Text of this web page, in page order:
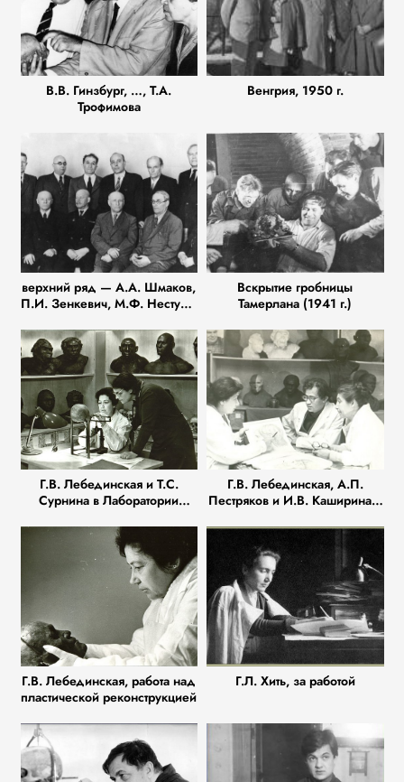
В.В. Гинзбург, …, Т.А.
Трофимова
Венгрия, 1950 г.
верхний ряд — А.А. Шмаков,
П.И. Зенкевич, М.Ф. Нестурх,
М.В. Игнатьев, нижний ряд —
Я.Я. Рогинский, М.Ф.
Иваницкий, далее М.А.
Гремяцкий, М.С. Плисецкий,
В.И. Громов, Ю.Г. Шевченко
Вскрытие гробницы
Тамерлана (1941 г.)
Г.В. Лебединская и Т.С.
Сурнина в Лаборатории
Г.В. Лебединская, А.П.
Пестряков и И.В. Каширина в
реконструкции
Г.В. Лебединская, работа над
пластической реконструкцией
Г.Л. Хить, за работой